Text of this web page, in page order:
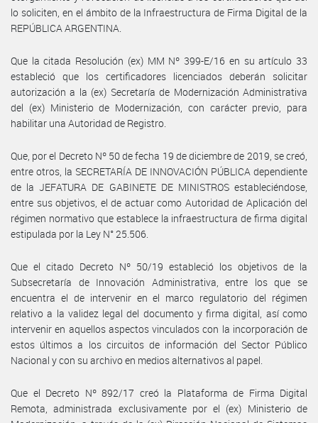
lo soliciten, en el ámbito de la Infraestructura de Firma Digital de la
REPÚBLICA ARGENTINA.
Que la citada Resolución (ex) MM Nº 399-E/16 en su artículo 33
estableció que los certificadores licenciados deberán solicitar
autorización a la (ex) Secretaría de Modernización Administrativa
del (ex) Ministerio de Modernización, con carácter previo, para
habilitar una Autoridad de Registro.
Que, por el Decreto Nº 50 de fecha 19 de diciembre de 2019, se creó,
entre otros, la SECRETARÍA DE INNOVACIÓN PÚBLICA dependiente
de la JEFATURA DE GABINETE DE MINISTROS estableciéndose,
entre sus objetivos, el de actuar como Autoridad de Aplicación del
régimen normativo que establece la infraestructura de firma digital
estipulada por la Ley N° 25.506.
Que el citado Decreto Nº 50/19 estableció los objetivos de la
Subsecretaría de Innovación Administrativa, entre los que se
encuentra el de intervenir en el marco regulatorio del régimen
relativo a la validez legal del documento y firma digital, así como
intervenir en aquellos aspectos vinculados con la incorporación de
estos últimos a los circuitos de información del Sector Público
Nacional y con su archivo en medios alternativos al papel.
Que el Decreto Nº 892/17 creó la Plataforma de Firma Digital
Remota, administrada exclusivamente por el (ex) Ministerio de